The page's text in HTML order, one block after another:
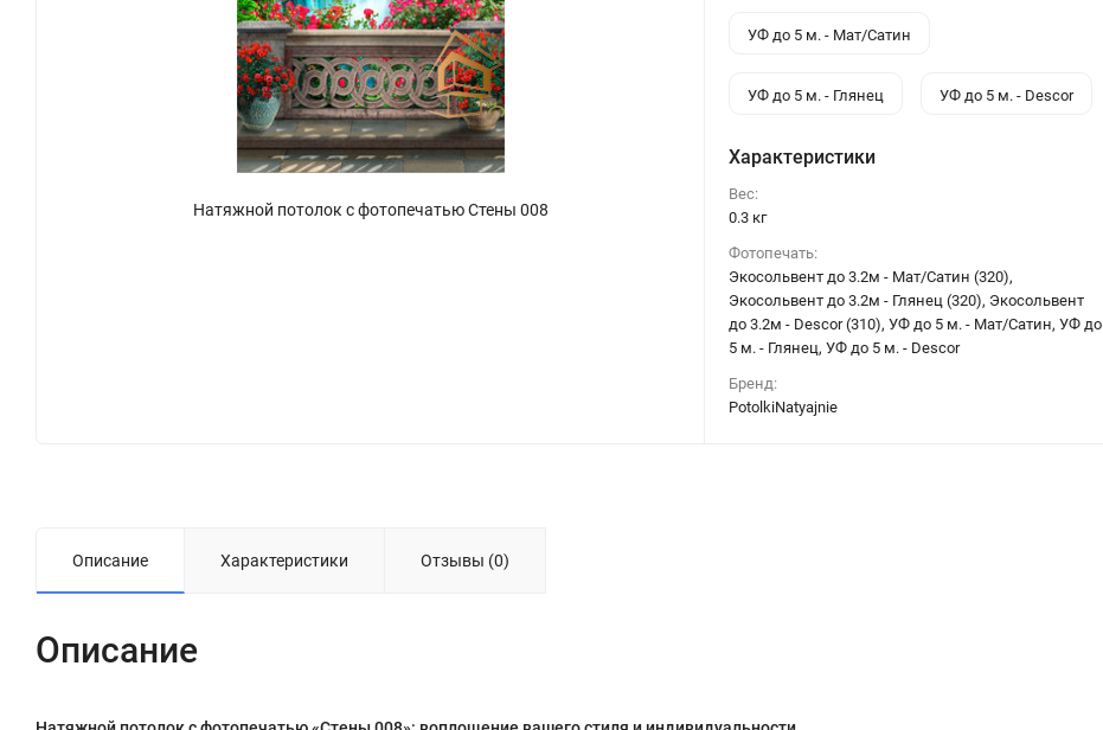
Натяжной потолок с фотопечатью Стены 008
УФ до 5 м. - Мат/Сатин
УФ до 5 м. - Глянец УФ до 5 м. - Descor
Характеристики
Вес:
0.3 кг
Фотопечать:
Экосольвент до 3.2м - Мат/Сатин (320),
Экосольвент до 3.2м - Глянец (320), Экосольвент
до 3.2м - Descor (310), УФ до 5 м. - Мат/Сатин, УФ до
5 м. - Глянец, УФ до 5 м. - Descor
Бренд:
PotolkiNatyajnie
Описание Характеристики Отзывы (0)
Описание